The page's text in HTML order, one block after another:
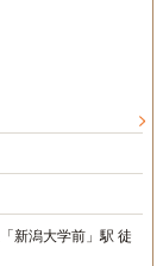
新潟大学前」駅 徒